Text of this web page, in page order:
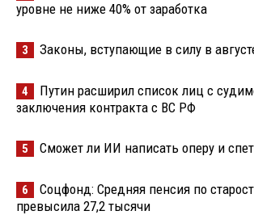
уровне не ниже 40% от заработка
3 Законы, вступающие в силу в
4
Путин расширил список лиц с
заключения контракта с ВС РФ
5 Сможет ли ИИ написать оперу и
6
Соцфонд: Средняя пенсия по
превысила 27,2 тысячи